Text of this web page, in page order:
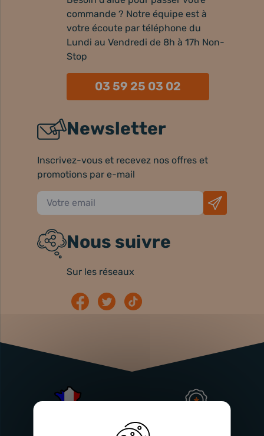
commande ? Notre équipe est à
votre écoute par téléphone du
Lundi au Vendredi de 8h à 17h Non-
Stop
03 59 25 03 02
Newsletter
Inscrivez-vous et recevez nos offres et
promotions par e-mail
Nous suivre
Sur les réseaux